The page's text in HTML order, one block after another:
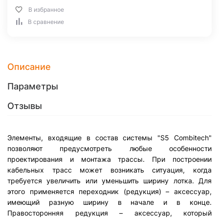
В избранное
В сравнение
Описание
Параметры
Отзывы
Элементы, входящие в состав системы "S5 Combitech"
позволяют предусмотреть любые особенности
проектирования и монтажа трассы. При построении
кабельных трасс может возникать ситуация, когда
требуется увеличить или уменьшить ширину лотка. Для
этого применяется переходник (редукция) – аксессуар,
имеющий разную ширину в начале и в конце.
Правосторонняя редукция – аксессуар, который